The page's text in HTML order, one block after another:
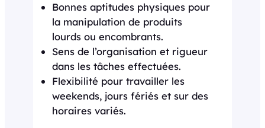
Bonnes aptitudes physiques pour
la manipulation de produits
lourds ou encombrants.
Sens de l’organisation et rigueur
dans les tâches effectuées.
Flexibilité pour travailler les
weekends, jours fériés et sur des
horaires variés.